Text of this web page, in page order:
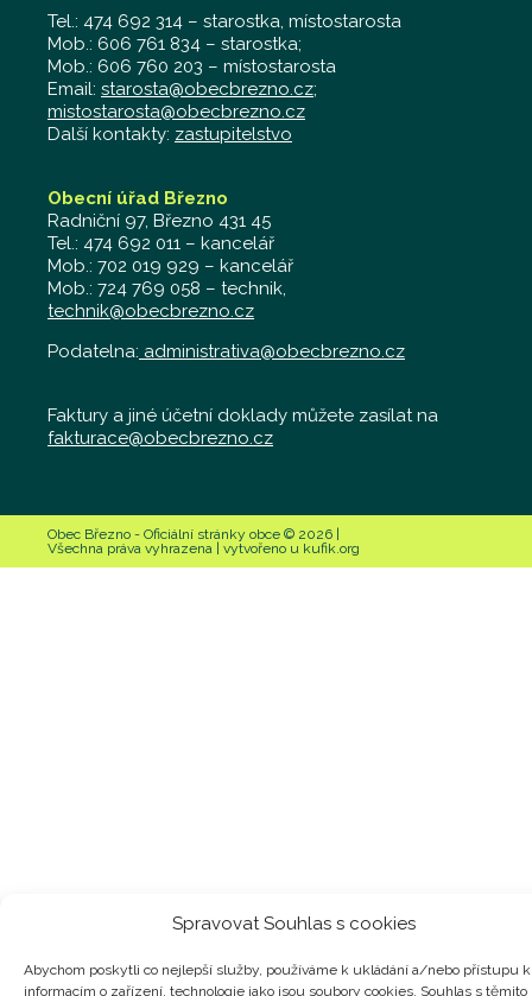
Spravovat Souhlas s cookies
Abychom poskytli co nejlepší služby, používáme k ukládání a/nebo přístupu k
informacím o zařízení, technologie jako jsou soubory cookies. Souhlas s těmito
Tel.: 474 692 314 – starostka, místostarosta
Mob.: 606 761 834 – starostka;
Mob.: 606 760 203 – místostarosta
Email: starosta@obecbrezno.cz;
mistostarosta@obecbrezno.cz
Další kontakty: zastupitelstvo
Obecní úřad Březno
Radniční 97, Březno 431 45
Tel.: 474 692 011 – kancelář
Mob.: 702 019 929 – kancelář
Mob.: 724 769 058 – technik,
technik@obecbrezno.cz
Podatelna: administrativa@obecbrezno.cz
Faktury a jiné účetní doklady můžete zasílat na
fakturace@obecbrezno.cz
Obec Březno - Oficiální stránky obce © 2026 |
Všechna práva vyhrazena | vytvořeno u kufik.org